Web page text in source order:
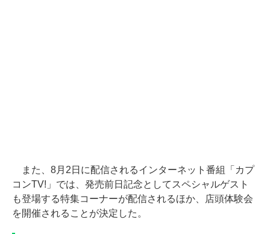
また、8月2日に配信されるインターネット番組「カプ
コンTV!」では、発売前日記念としてスペシャルゲスト
も登場する特集コーナーが配信されるほか、店頭体験会
を開催されることが決定した。